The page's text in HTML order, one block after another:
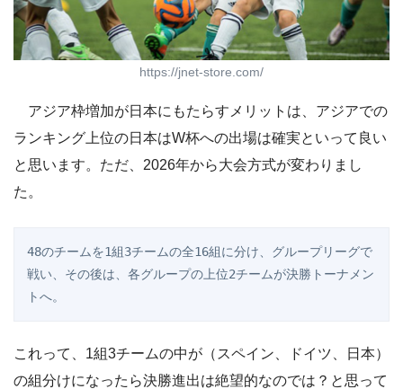
https://jnet-store.com/
アジア枠増加が日本にもたらすメリットは、アジアでの
ランキング上位の日本はW杯への出場は確実といって良い
と思います。ただ、2026年から大会方式が変わりまし
た。
48のチームを1組3チームの全16組に分け、グループリーグで
戦い、その後は、各グループの上位2チームが決勝トーナメン
トへ。
これって、1組3チームの中が（スペイン、ドイツ、日本）
の組分けになったら決勝進出は絶望的なのでは？と思って